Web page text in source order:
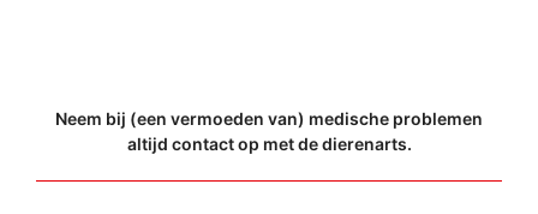
Neem bij (een vermoeden van) medische problemen
altijd contact op met de dierenarts.